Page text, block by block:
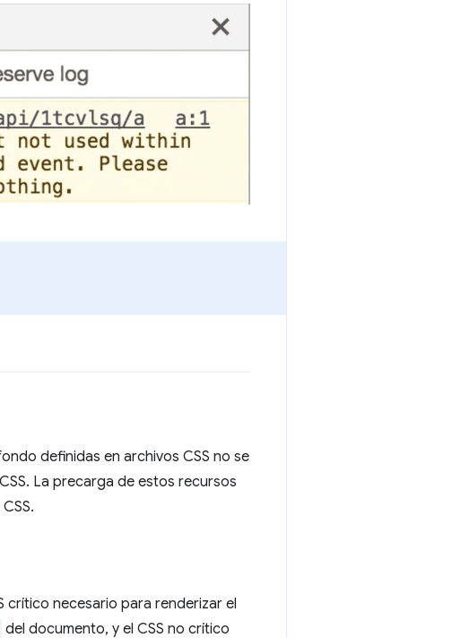
definidas en archivos CSS no se
La precarga de estos recursos
crítico necesario para renderizar el
del documento, y el CSS no crítico